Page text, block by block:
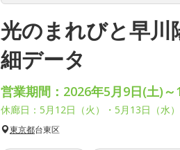
光のまれびと早川
細データ
営業期間：2026年5月9日(土)～
休廊日：5月12日（火）・5月13日（水）
東京都台東区